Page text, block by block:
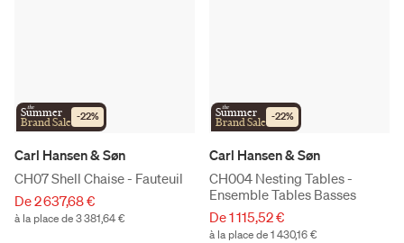
the
Summer
Brand Sale -22%
Carl Hansen & Søn
CH07 Shell Chaise - Fauteuil
De 2 637,68 €
à la place de 3 381,64 €
the
Summer
Brand Sale -22%
Carl Hansen & Søn
CH004 Nesting Tables -
Ensemble Tables Basses
De 1 115,52 €
à la place de 1 430,16 €